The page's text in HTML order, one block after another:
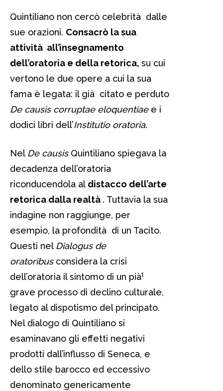
Quintiliano non cercò celebrità dalle
sue orazioni. Consacrò la sua
attività all’insegnamento
dell’oratoria e della retorica, su cui
vertono le due opere a cui la sua
fama è legata: il già citato e perduto
De causis corruptae eloquentiae e i
dodici libri dell’Institutio oratoria.
Nel De causisQuintiliano spiegava la
decadenza dell’oratoria
riconducendola al distacco dell’arte
retorica dalla realtà . Tuttavia la sua
indagine non raggiunge, per
esempio, la profondità di un Tacito.
Questi nel Dialogus de
oratoribus considera la crisi
dell’oratoria il sintomo di un pià¹
grave processo di declino culturale,
legato al dispotismo del principato.
Nel dialogo di Quintiliano si
esaminavano gli effetti negativi
prodotti dall’influsso di Seneca, e
dello stile barocco ed eccessivo
denominato genericamente